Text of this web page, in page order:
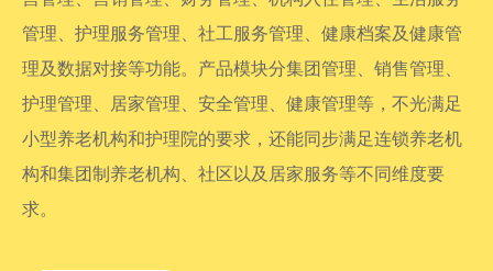
管理、护理服务管理、社工服务管理、健康档案及健康管
理及数据对接等功能。产品模块分集团管理、销售管理、
护理管理、居家管理、安全管理、健康管理等，不光满足
小型养老机构和护理院的要求，还能同步满足连锁养老机
构和集团制养老机构、社区以及居家服务等不同维度要
求。